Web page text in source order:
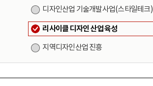
디자인산업 기술개발사업(스타일테크)
리사이클 디자인 산업 육성
지역디자인산업 진흥